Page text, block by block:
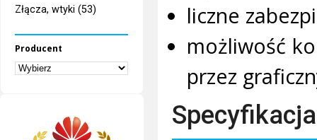
Złącza, wtyki (53)
Producent
liczne
możliwość
przez